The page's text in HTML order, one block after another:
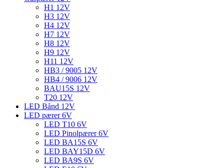
H1 12V
H3 12V
H4 12V
H7 12V
H8 12V
H9 12V
H11 12V
HB3 / 9005 12V
HB4 / 9006 12V
BAU15S 12V
T20 12V
LED Bånd 12V
LED pærer 6V
LED T10 6V
LED Pinolpærer 6V
LED BA15S 6V
LED BAY15D 6V
LED BA9S 6V